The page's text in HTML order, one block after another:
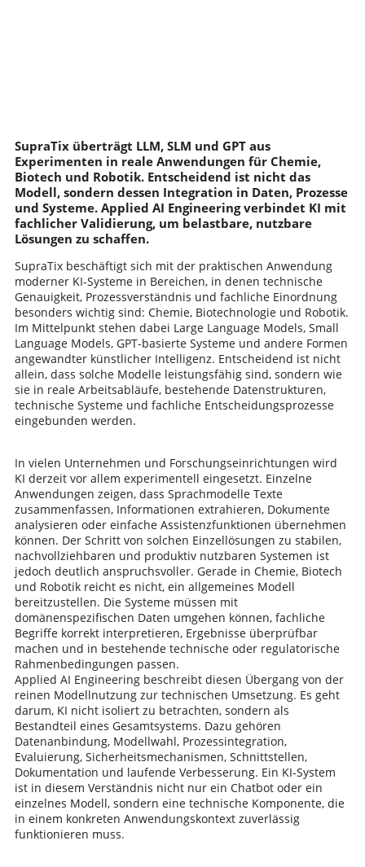
SupraTix überträgt LLM, SLM und GPT aus
Experimenten in reale Anwendungen für Chemie,
Biotech und Robotik. Entscheidend ist nicht das
Modell, sondern dessen Integration in Daten, Prozesse
und Systeme. Applied AI Engineering verbindet KI mit
fachlicher Validierung, um belastbare, nutzbare
Lösungen zu schaffen.
SupraTix beschäftigt sich mit der praktischen Anwendung
moderner KI-Systeme in Bereichen, in denen technische
Genauigkeit, Prozessverständnis und fachliche Einordnung
besonders wichtig sind: Chemie, Biotechnologie und Robotik.
Im Mittelpunkt stehen dabei Large Language Models, Small
Language Models, GPT-basierte Systeme und andere Formen
angewandter künstlicher Intelligenz. Entscheidend ist nicht
allein, dass solche Modelle leistungsfähig sind, sondern wie
sie in reale Arbeitsabläufe, bestehende Datenstrukturen,
technische Systeme und fachliche Entscheidungsprozesse
eingebunden werden.
In vielen Unternehmen und Forschungseinrichtungen wird
KI derzeit vor allem experimentell eingesetzt. Einzelne
Anwendungen zeigen, dass Sprachmodelle Texte
zusammenfassen, Informationen extrahieren, Dokumente
analysieren oder einfache Assistenzfunktionen übernehmen
können. Der Schritt von solchen Einzellösungen zu stabilen,
nachvollziehbaren und produktiv nutzbaren Systemen ist
jedoch deutlich anspruchsvoller. Gerade in Chemie, Biotech
und Robotik reicht es nicht, ein allgemeines Modell
bereitzustellen. Die Systeme müssen mit
domänenspezifischen Daten umgehen können, fachliche
Begriffe korrekt interpretieren, Ergebnisse überprüfbar
machen und in bestehende technische oder regulatorische
Rahmenbedingungen passen.
Applied AI Engineering beschreibt diesen Übergang von der
reinen Modellnutzung zur technischen Umsetzung. Es geht
darum, KI nicht isoliert zu betrachten, sondern als
Bestandteil eines Gesamtsystems. Dazu gehören
Datenanbindung, Modellwahl, Prozessintegration,
Evaluierung, Sicherheitsmechanismen, Schnittstellen,
Dokumentation und laufende Verbesserung. Ein KI-System
ist in diesem Verständnis nicht nur ein Chatbot oder ein
einzelnes Modell, sondern eine technische Komponente, die
in einem konkreten Anwendungskontext zuverlässig
funktionieren muss.